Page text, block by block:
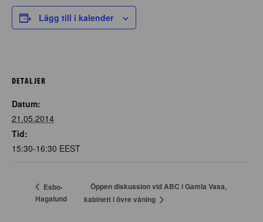
Lägg till i kalender
DETALJER
Datum:
21.05.2014
Tid:
15:30-16:30 EEST
Esbo-
Hagalund
Öppen diskussion vid ABC i Gamla Vasa,
kabinett i övre våning